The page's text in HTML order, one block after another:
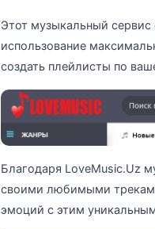
Этот музыкальный
использование
создать плейлисты по
Благодаря LoveMusic.Uz
своими любимыми
эмоций с этим